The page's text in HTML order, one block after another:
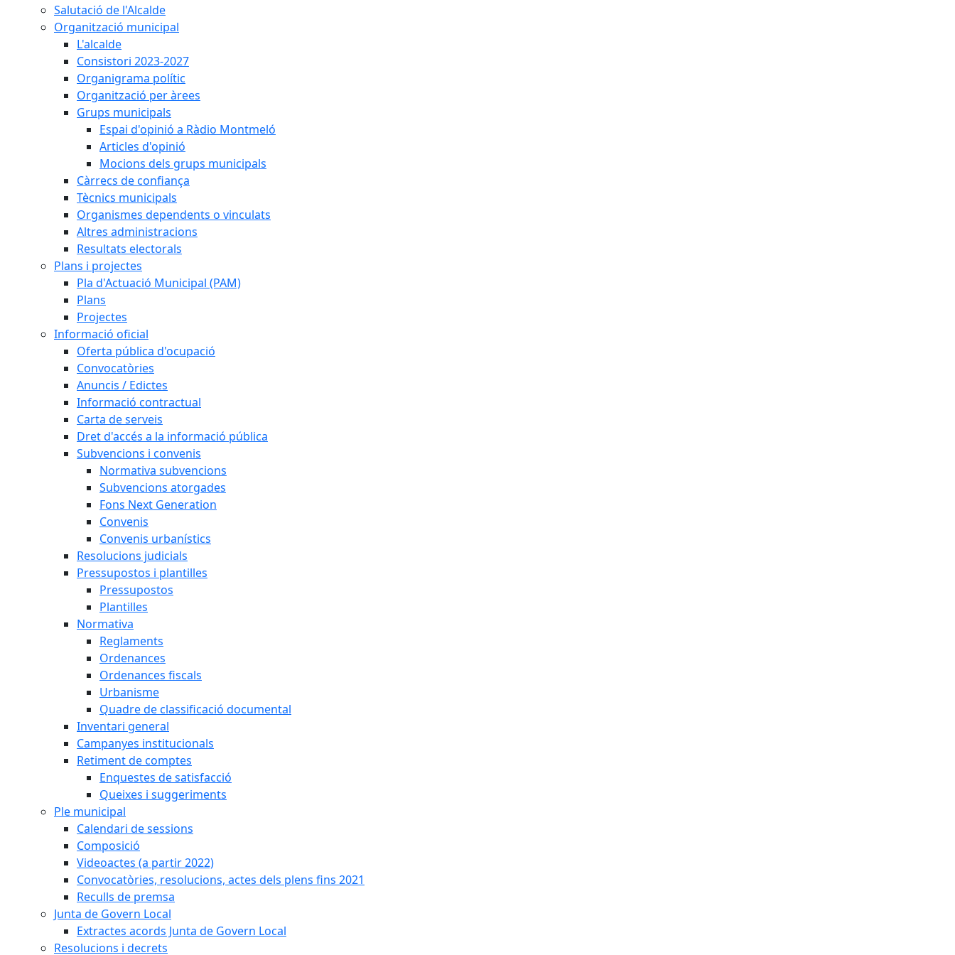
Salutació de l'Alcalde
Organització municipal
L'alcalde
Consistori 2023-2027
Organigrama polític
Organització per àrees
Grups municipals
Espai d'opinió a Ràdio Montmeló
Articles d'opinió
Mocions dels grups municipals
Càrrecs de confiança
Tècnics municipals
Organismes dependents o vinculats
Altres administracions
Resultats electorals
Plans i projectes
Pla d'Actuació Municipal (PAM)
Plans
Projectes
Informació oficial
Oferta pública d'ocupació
Convocatòries
Anuncis / Edictes
Informació contractual
Carta de serveis
Dret d'accés a la informació pública
Subvencions i convenis
Normativa subvencions
Subvencions atorgades
Fons Next Generation
Convenis
Convenis urbanístics
Resolucions judicials
Pressupostos i plantilles
Pressupostos
Plantilles
Normativa
Reglaments
Ordenances
Ordenances fiscals
Urbanisme
Quadre de classificació documental
Inventari general
Campanyes institucionals
Retiment de comptes
Enquestes de satisfacció
Queixes i suggeriments
Ple municipal
Calendari de sessions
Composició
Videoactes (a partir 2022)
Convocatòries, resolucions, actes dels plens fins 2021
Reculls de premsa
Junta de Govern Local
Extractes acords Junta de Govern Local
Resolucions i decrets